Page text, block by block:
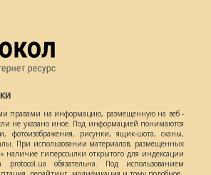
правами на информацию, размещенную на веб -
не указано иное. Под информацией понимаются
фотоизображения, рисунки, ящик-шота, сканы,
При использовании материалов, размещенных
наличие гиперссылки открытого для индексации
обязательна. Под использованием